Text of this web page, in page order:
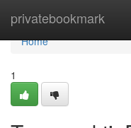
privatebookmark
Home
Home
1